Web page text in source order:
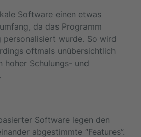
Software einen etwas
da das Programm
wurde. So wird
oftmals unübersichtlich
hoher Schulungs- und
Software legen den
abgestimmte “Features”.